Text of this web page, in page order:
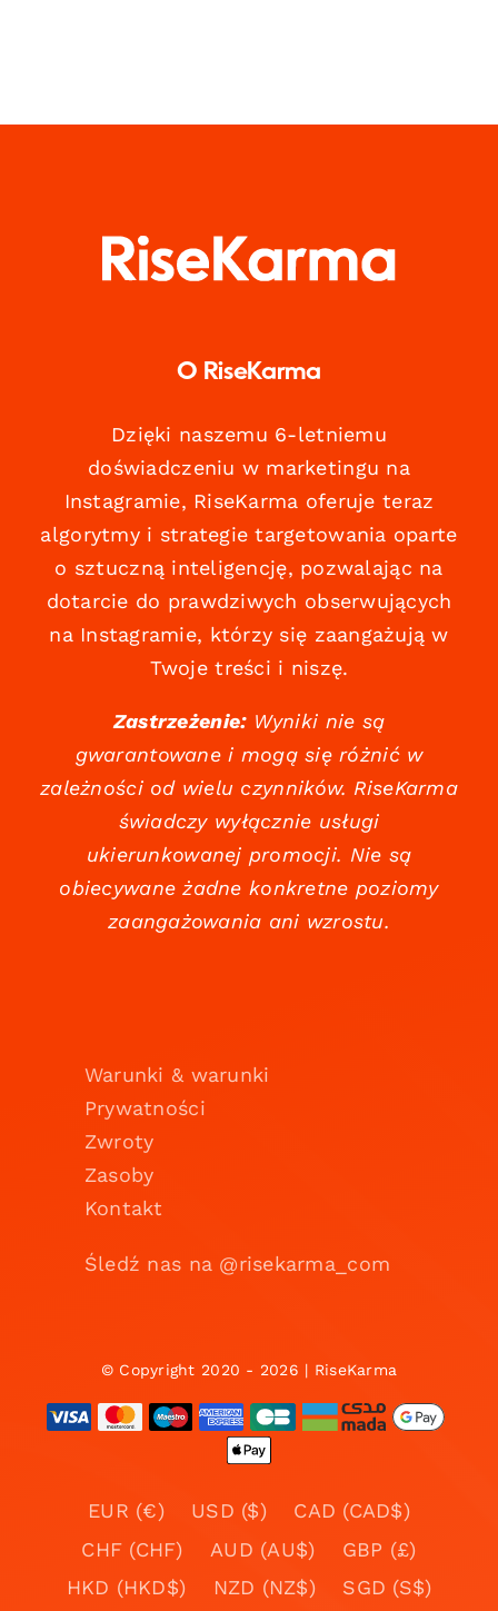
O RiseKarma
Dzięki naszemu 6-letniemu
doświadczeniu w marketingu na
Instagramie, RiseKarma oferuje teraz
algorytmy i strategie targetowania oparte
o sztuczną inteligencję, pozwalając na
dotarcie do prawdziwych obserwujących
na Instagramie, którzy się zaangażują w
Twoje treści i niszę.
Zastrzeżenie:Wyniki nie są
gwarantowane i mogą się różnić w
zależności od wielu czynników. RiseKarma
świadczy wyłącznie usługi
ukierunkowanej promocji. Nie są
obiecywane żadne konkretne poziomy
zaangażowania ani wzrostu.
Warunki & warunki
Prywatności
Zwroty
Zasoby
Kontakt
Śledź nas na @risekarma_com
© Copyright 2020 - 2026 | RiseKarma
EUR (€) USD ($)
CAD (CAD$)
CHF (CHF)
AUD (AU$)
GBP (£)
HKD (HKD$)
NZD (NZ$)
SGD (S$)